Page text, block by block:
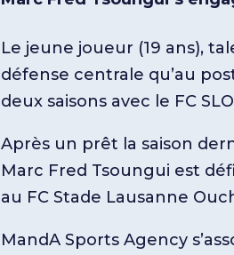
Le jeune joueur (19 ans),
défense centrale qu’au
deux saisons avec le FC
Après un prêt la saison
Marc Fred Tsoungui est
au FC Stade Lausanne
MandA Sports Agency